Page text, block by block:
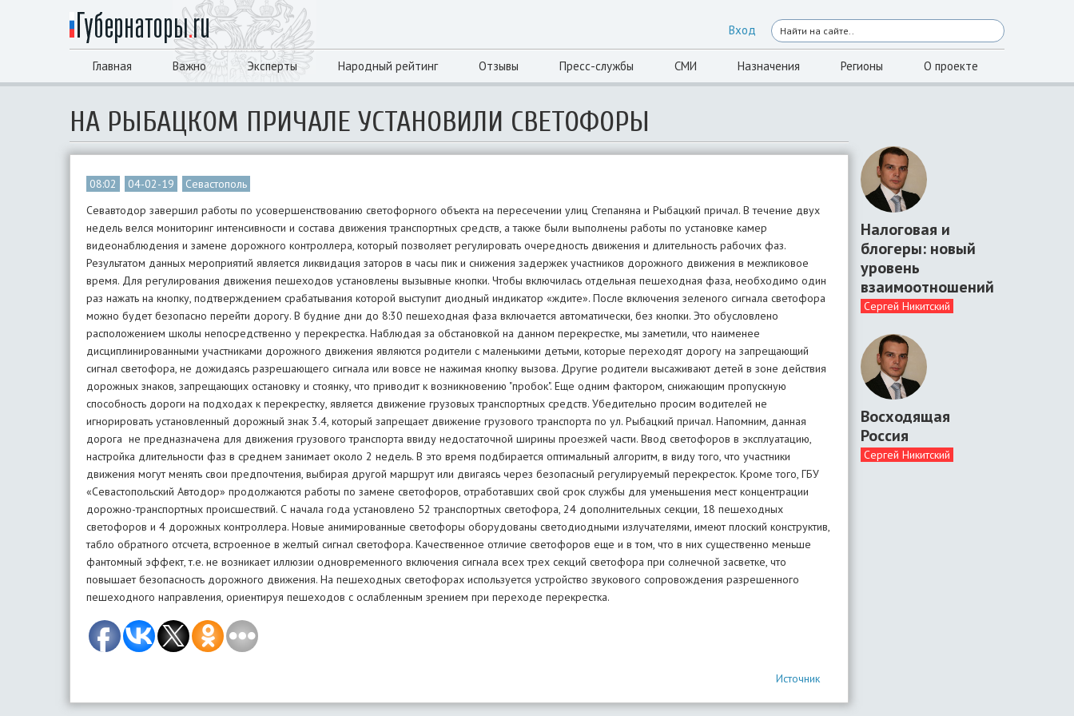
Вход
Главная Важно Эксперты Народный рейтинг Отзывы Пресс-службы СМИ Назначения Регионы О проекте
НА РЫБАЦКОМ ПРИЧАЛЕ УСТАНОВИЛИ СВЕТОФОРЫ
08:02 04-02-19
Севастополь
Севавтодор завершил работы по усовершенствованию светофорного объекта на пересечении улиц Степаняна и Рыбацкий причал. В течение двух
недель велся мониторинг интенсивности и состава движения транспортных средств, а также были выполнены работы по установке камер
видеонаблюдения и замене дорожного контроллера, который позволяет регулировать очередность движения и длительность рабочих фаз.
Результатом данных мероприятий является ликвидация заторов в часы пик и снижения задержек участников дорожного движения в межпиковое
время. Для регулирования движения пешеходов установлены вызывные кнопки. Чтобы включилась отдельная пешеходная фаза, необходимо один
раз нажать на кнопку, подтверждением срабатывания которой выступит диодный индикатор «ждите». После включения зеленого сигнала светофора
можно будет безопасно перейти дорогу. В будние дни до 8:30 пешеходная фаза включается автоматически, без кнопки. Это обусловлено
расположением школы непосредственно у перекрестка. Наблюдая за обстановкой на данном перекрестке, мы заметили, что наименее
дисциплинированными участниками дорожного движения являются родители с маленькими детьми, которые переходят дорогу на запрещающий
сигнал светофора, не дожидаясь разрешающего сигнала или вовсе не нажимая кнопку вызова. Другие родители высаживают детей в зоне действия
дорожных знаков, запрещающих остановку и стоянку, что приводит к возникновению "пробок". Еще одним фактором, снижающим пропускную
способность дороги на подходах к перекрестку, является движение грузовых транспортных средств. Убедительно просим водителей не
игнорировать установленный дорожный знак 3.4, который запрещает движение грузового транспорта по ул. Рыбацкий причал. Напомним, данная
дорога не предназначена для движения грузового транспорта ввиду недостаточной ширины проезжей части. Ввод светофоров в эксплуатацию,
настройка длительности фаз в среднем занимает около 2 недель. В это время подбирается оптимальный алгоритм, в виду того, что участники
движения могут менять свои предпочтения, выбирая другой маршрут или двигаясь через безопасный регулируемый перекресток. Кроме того, ГБУ
«Севастопольский Автодор» продолжаются работы по замене светофоров, отработавших свой срок службы для уменьшения мест концентрации
дорожно-транспортных происшествий. С начала года установлено 52 транспортных светофора, 24 дополнительных секции, 18 пешеходных
светофоров и 4 дорожных контроллера. Новые анимированные светофоры оборудованы светодиодными излучателями, имеют плоский конструктив,
табло обратного отсчета, встроенное в желтый сигнал светофора. Качественное отличие светофоров еще и в том, что в них существенно меньше
фантомный эффект, т.е. не возникает иллюзии одновременного включения сигнала всех трех секций светофора при солнечной засветке, что
повышает безопасность дорожного движения. На пешеходных светофорах используется устройство звукового сопровождения разрешенного
пешеходного направления, ориентируя пешеходов с ослабленным зрением при переходе перекрестка.
Источник
Налоговая и
блогеры: новый
уровень
взаимоотношений
Сергей Никитский
Восходящая
Россия
Сергей Никитский